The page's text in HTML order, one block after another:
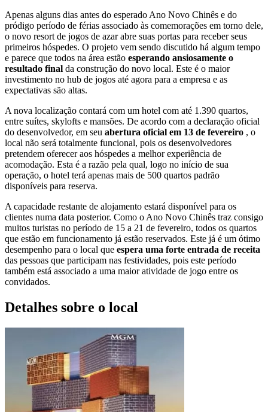
Apenas alguns dias antes do esperado Ano Novo Chinês e do
pródigo período de férias associado às comemorações em torno dele,
o novo resort de jogos de azar abre suas portas para receber seus
primeiros hóspedes. O projeto vem sendo discutido há algum tempo
e parece que todos na área estão esperando ansiosamente o
resultado final da construção do novo local. Este é o maior
investimento no hub de jogos até agora para a empresa e as
expectativas são altas.
A nova localização contará com um hotel com até 1.390 quartos,
entre suítes, skylofts e mansões. De acordo com a declaração oficial
do desenvolvedor, em seu abertura oficial em 13 de fevereiro , o
local não será totalmente funcional, pois os desenvolvedores
pretendem oferecer aos hóspedes a melhor experiência de
acomodação. Esta é a razão pela qual, logo no início de sua
operação, o hotel terá apenas mais de 500 quartos padrão
disponíveis para reserva.
A capacidade restante de alojamento estará disponível para os
clientes numa data posterior. Como o Ano Novo Chinês traz consigo
muitos turistas no período de 15 a 21 de fevereiro, todos os quartos
que estão em funcionamento já estão reservados. Este já é um ótimo
desempenho para o local que espera uma forte entrada de receita
das pessoas que participam nas festividades, pois este período
também está associado a uma maior atividade de jogo entre os
convidados.
Detalhes sobre o local